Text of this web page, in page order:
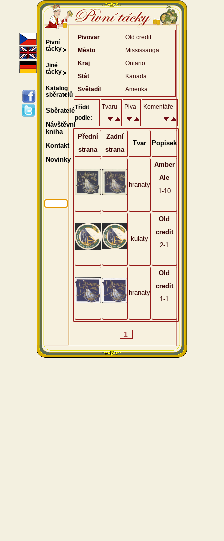
Pivovar
Old credit
Město
Mississauga
Kraj
Ontario
Stát
Kanada
Světadíl
Amerika
Třídit
podle:
Tvaru Piva Komentáře
Přední
strana
Zadní
strana
Tvar Popisek
hranaty
Amber
Ale
1-10
kulaty
Old
credit
2-1
hranaty
Old
credit
1-1
1
Pivní
tácky
Jiné
tácky
Katalog
sběratelů
Sběratelé
Návštěvní
kniha
Kontakt
Novinky